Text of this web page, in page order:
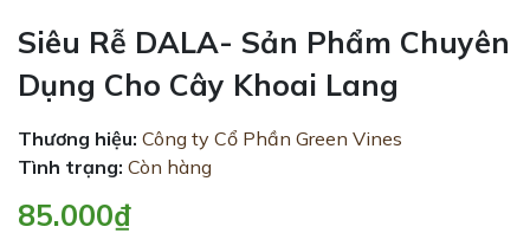
Siêu Rễ DALA- Sản Phẩm Chuyên
Dụng Cho Cây Khoai Lang
Thương hiệu: Công ty Cổ Phần Green Vines
Tình trạng: Còn hàng
85.000₫